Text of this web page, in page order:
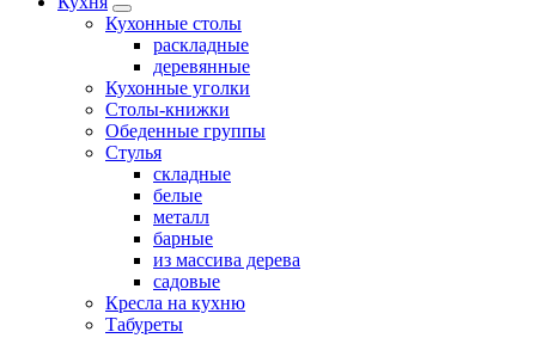
Кухонные столы
раскладные
деревянные
Кухонные уголки
Столы-книжки
Обеденные группы
Стулья
складные
белые
металл
барные
из массива дерева
садовые
Кресла на кухню
Табуреты